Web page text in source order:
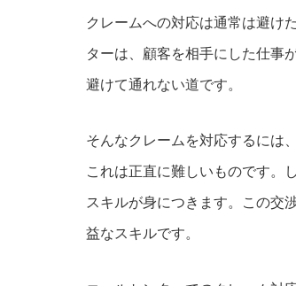
クレームへの対応は通常は避け
ターは、顧客を相手にした仕事
避けて通れない道です。
そんなクレームを対応するには
これは正直に難しいものです。
スキルが身につきます。この交
益なスキルです。